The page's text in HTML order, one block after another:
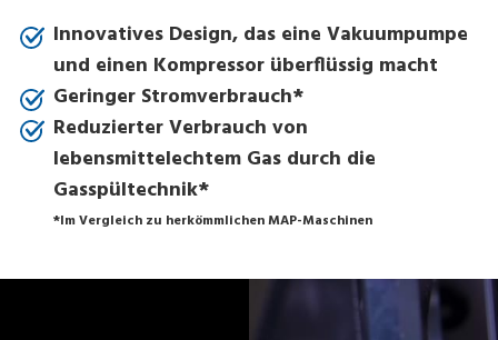
Innovatives Design, das eine Vakuumpumpe
und einen Kompressor überflüssig macht
Geringer Stromverbrauch*
Reduzierter Verbrauch von
lebensmittelechtem Gas durch die
Gasspültechnik*
*Im Vergleich zu herkömmlichen MAP-Maschinen